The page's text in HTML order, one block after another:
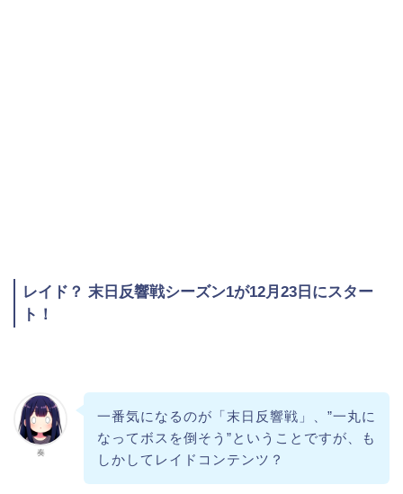
レイド？ 末日反響戦シーズン1が12月23日にスター
ト！
奏
一番気になるのが「末日反響戦」、”一丸に
なってボスを倒そう”ということですが、も
しかしてレイドコンテンツ？